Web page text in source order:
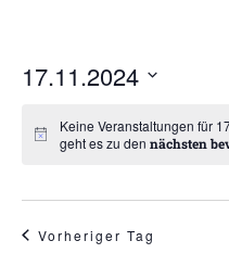
17.11.2024
wählen.Keine Veranstaltungen für
geht es zu dennächsten
Vorheriger Tag